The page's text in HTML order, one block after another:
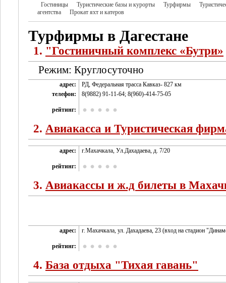
Гостиницы Туристические базы и курорты Турфирмы
агентства
Прокат яхт и катеров
Турфирмы в Дагестане
1. "Гостиничный комплекс «Бутри»
Режим: Круглосуточно
адрес:
РД, Федеральная трасса Кавказ- 827 км
телефон:
8(9882) 91-11-64; 8(960)-414-75-05
рейтинг:
2. Авиакасса и Туристическая
адрес: г.Махачкала, Ул.Дахадаева, д. 7/20
рейтинг:
3. Авиакассы и ж.д билеты в
адрес: г. Махачкала, ул. Дахадаева, 23 (вход на стадион
рейтинг:
4. База отдыха "Тихая гавань"